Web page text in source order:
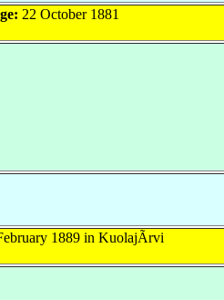
22 October 1881
1889 in KuolajÃrvi